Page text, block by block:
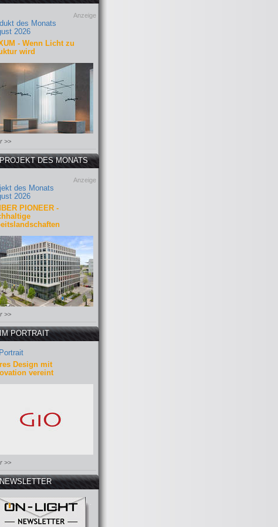
Anzeige
des Monats
2026
- Wenn Licht zu
wird
>>
PROJEKT DES MONATS
Anzeige
des Monats
2026
PIONEER -
>>
IM PORTRAIT
Design mit
vereint
>>
NEWSLETTER